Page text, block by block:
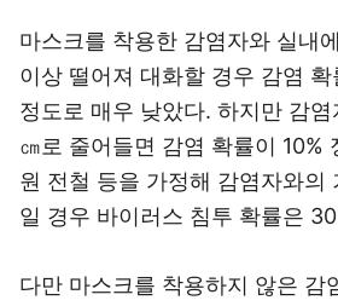
마스크를 착용한 감염자와 실내
이상 떨어져 대화할 경우 감염
정도로 매우 낮았다. 하지만 감
㎝로 줄어들면 감염 확률이 10%
원 전철 등을 가정해 감염자와의
일 경우 바이러스 침투 확률은
다만 마스크를 착용하지 않은 감